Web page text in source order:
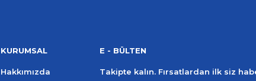
KURUMSAL
Hakkımızda
E - BÜLTEN
Takipte kalın. Fırsatlardan ilk siz